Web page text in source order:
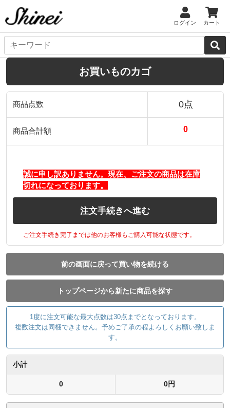
ログイン カート
お買いものカゴ
商品点数 0点
商品合計額 0
誠に申し訳ありません。現在、ご注文の商品は在庫
切れになっております。
注文手続きへ進む
ご注文手続き完了までは他のお客様もご購入可能な状態です。
前の画面に戻って買い物を続ける
トップページから新たに商品を探す
1度に注文可能な最大点数は30点までとなっております。
複数注文は同梱できません。予めご了承の程よろしくお願い致しま
す。
小計
0 0円